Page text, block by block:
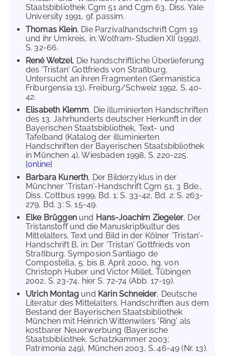
Staatsbibliothek Cgm 51 and Cgm 63, Diss. Yale
University 1991, 9f. passim.
Thomas Klein, Die Parzivalhandschrift Cgm 19
und ihr Umkreis, in: Wolfram-Studien XII (1992),
S. 32-66.
René Wetzel, Die handschriftliche Überlieferung
des 'Tristan' Gottfrieds von Straßburg.
Untersucht an ihren Fragmenten (Germanistica
Friburgensia 13), Freiburg/Schweiz 1992, S. 40-
42.
Elisabeth Klemm, Die illuminierten Handschriften
des 13. Jahrhunderts deutscher Herkunft in der
Bayerischen Staatsbibliothek, Text- und
Tafelband (Katalog der illuminierten
Handschriften der Bayerischen Staatsbibliothek
in München 4), Wiesbaden 1998, S. 220-225.
[online]
Barbara Kunerth, Der Bilderzyklus in der
Münchner 'Tristan'-Handschrift Cgm 51, 3 Bde.,
Diss. Cottbus 1999, Bd. 1: S. 33-42, Bd. 2: S. 263-
279, Bd. 3: S. 15-49.
Elke Brüggenund Hans-Joachim Ziegeler, Der
Tristanstoff und die Manuskriptkultur des
Mittelalters. Text und Bild in der Kölner 'Tristan'-
Handschrift B, in: Der 'Tristan' Gottfrieds von
Straßburg. Symposion Santiago de
Compostella, 5. bis 8. April 2000, hg. von
Christoph Huber und Victor Millet, Tübingen
2002, S. 23-74, hier S. 72-74 (Abb. 17-19).
Ulrich Montag und Karin Schneider, Deutsche
Literatur des Mittelalters. Handschriften aus dem
Bestand der Bayerischen Staatsbibliothek
München mit Heinrich Wittenwilers 'Ring' als
kostbarer Neuerwerbung (Bayerische
Staatsbibliothek. Schatzkammer 2003;
Patrimonia 249), München 2003, S. 46-49 (Nr. 13).